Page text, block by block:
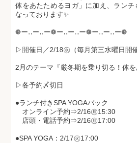
体をあたためるヨガ」に加え、ランチ
なっております✨
❁ー‥ー‥ー❁ー‥ー‥ー❁ー‥ー‥ー❁
▷開催日／2/18㊌（毎月第三水曜日開催
2月のテーマ『厳冬期を乗り切る！体を
▷各予約〆切日
●ランチ付きSPA YOGAパック
オンライン予約⇒2/16㊊15:30
店頭・電話予約⇒2/16㊊17:00
●SPA YOGA：2/17㊋17:00